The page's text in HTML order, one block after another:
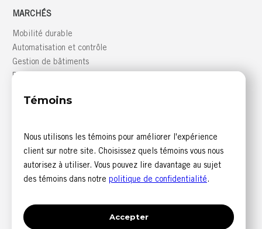
Témoins
Nous utilisons les témoins pour améliorer l'expérience
client sur notre site. Choisissez quels témoins vous nous
autorisez à utiliser. Vous pouvez lire davantage au sujet
des témoins dans notre politique de confidentialité.
Accepter
MARCHÉS
Mobilité durable
Automatisation et contrôle
Gestion de bâtiments
Défense
GRANDE RÉGION DE MONTRÉAL
NOUS JOINDRE
1 844 585-6393 (sans frais)
1 514 405-5542